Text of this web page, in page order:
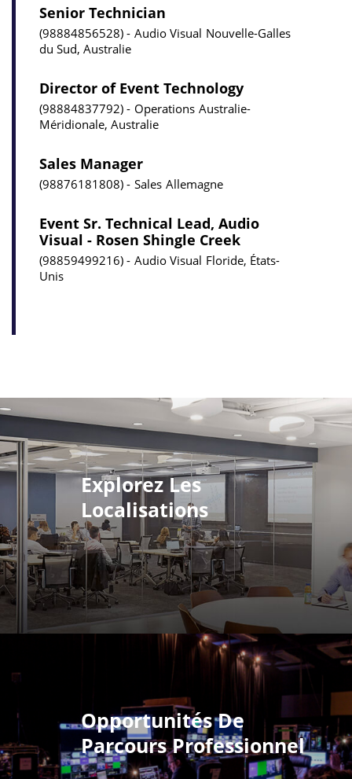
Senior Technician
98884856528 Audio Visual Nouvelle-Galles
du Sud, Australie
Director of Event Technology
98884837792 Operations Australie-
Méridionale, Australie
Sales Manager
98876181808 Sales Allemagne
Event Sr. Technical Lead, Audio
Visual - Rosen Shingle Creek
98859499216 Audio Visual Floride, États-
Unis
Explorez Les
Localisations
Opportunités De
Parcours Professionnel